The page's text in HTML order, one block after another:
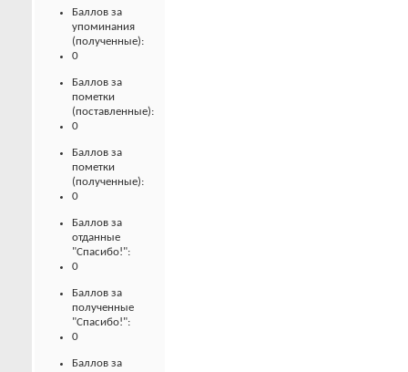
Баллов за
упоминания
(полученные):
0
Баллов за
пометки
(поставленные):
0
Баллов за
пометки
(полученные):
0
Баллов за
отданные
"Спасибо!":
0
Баллов за
полученные
"Спасибо!":
0
Баллов за